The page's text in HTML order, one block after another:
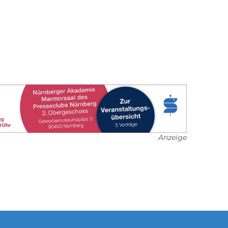
Anzeige